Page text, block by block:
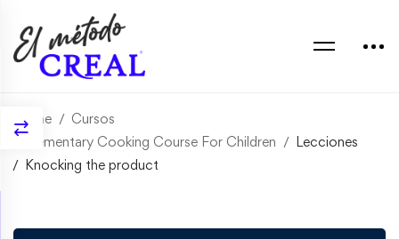
Home
Cursos
Elementary Cooking Course For Children
Lecciones
Knocking the product